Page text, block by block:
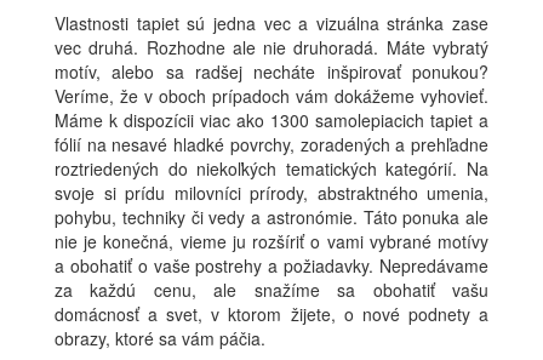
Vlastnosti tapiet sú jedna vec a vizuálna stránka zase
vec druhá. Rozhodne ale nie druhoradá. Máte vybratý
motív, alebo sa radšej necháte inšpirovať ponukou?
Veríme, že v oboch prípadoch vám dokážeme vyhovieť.
Máme k dispozícii viac ako 1300 samolepiacich tapiet a
fólií na nesavé hladké povrchy, zoradených a prehľadne
roztriedených do niekoľkých tematických kategórií. Na
svoje si prídu milovníci prírody, abstraktného umenia,
pohybu, techniky či vedy a astronómie. Táto ponuka ale
nie je konečná, vieme ju rozšíriť o vami vybrané motívy
a obohatiť o vaše postrehy a požiadavky. Nepredávame
za každú cenu, ale snažíme sa obohatiť vašu
domácnosť a svet, v ktorom žijete, o nové podnety a
obrazy, ktoré sa vám páčia.